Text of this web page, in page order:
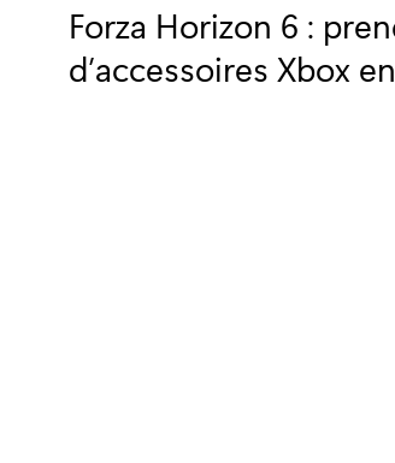
t
é
Forza Horizon 6 :
d’accessoires Xbox